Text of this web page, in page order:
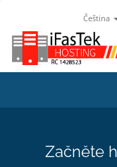
Čeština
Začněte